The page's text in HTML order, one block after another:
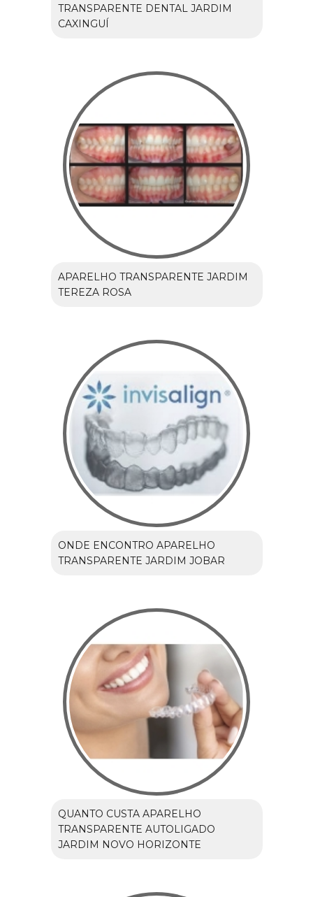
TRANSPARENTE DENTAL JARDIM
CAXINGUÍ
APARELHO TRANSPARENTE JARDIM
TEREZA ROSA
ONDE ENCONTRO APARELHO
TRANSPARENTE JARDIM JOBAR
QUANTO CUSTA APARELHO
TRANSPARENTE AUTOLIGADO
JARDIM NOVO HORIZONTE